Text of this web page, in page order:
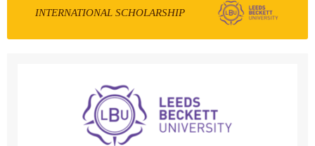
INTERNATIONAL SCHOLARSHIP